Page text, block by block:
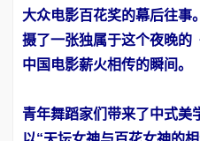
大众电影百花奖的幕后往事
摄了一张独属于这个夜晚的
中国电影薪火相传的瞬间。
青年舞蹈家们带来了中式美